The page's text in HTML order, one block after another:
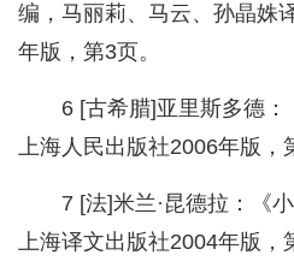
编，马丽莉、马云、孙晶姝
年版，第3页。
6 [古希腊]亚里斯多德：
上海人民出版社2006年版，
7 [法]米兰·昆德拉：《
上海译文出版社2004年版，